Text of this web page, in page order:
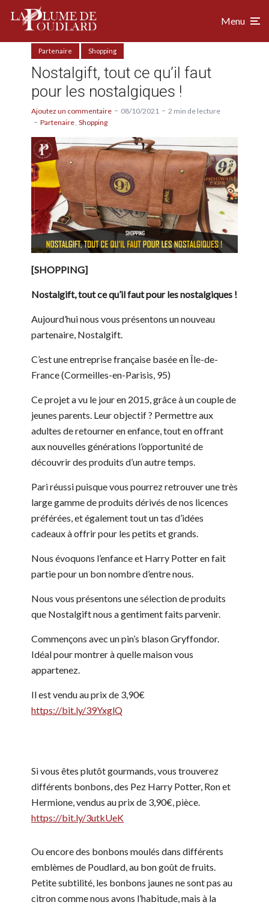
Menu
Partenaire Shopping
Nostalgift, tout ce qu’il faut
pour les nostalgiques !
Ajoutez un commentaire 08/10/2021
2 min de lecture
Partenaire Shopping
[SHOPPING]
Nostalgift, tout ce qu’il faut pour les nostalgiques !
Aujourd’hui nous vous présentons un nouveau
partenaire, Nostalgift.
C’est une entreprise française basée en Île-de-
France (Cormeilles-en-Parisis, 95)
Ce projet a vu le jour en 2015, grâce à un couple de
jeunes parents. Leur objectif ? Permettre aux
adultes de retourner en enfance, tout en offrant
aux nouvelles générations l’opportunité de
découvrir des produits d’un autre temps.
Pari réussi puisque vous pourrez retrouver une très
large gamme de produits dérivés de nos licences
préférées, et également tout un tas d’idées
cadeaux à offrir pour les petits et grands.
Nous évoquons l’enfance et Harry Potter en fait
partie pour un bon nombre d’entre nous.
Nous vous présentons une sélection de produits
que Nostalgift nous a gentiment faits parvenir.
Commençons avec un pin’s blason Gryffondor.
Idéal pour montrer à quelle maison vous
appartenez.
Il est vendu au prix de 3,90€
https://bit.ly/39YxglQ
Si vous êtes plutôt gourmands, vous trouverez
différents bonbons, des Pez Harry Potter, Ron et
Hermione, vendus au prix de 3,90€, pièce.
https://bit.ly/3utkUeK
Ou encore des bonbons moulés dans différents
emblèmes de Poudlard, au bon goût de fruits.
Petite subtilité, les bonbons jaunes ne sont pas au
citron comme nous avons l’habitude, mais à la